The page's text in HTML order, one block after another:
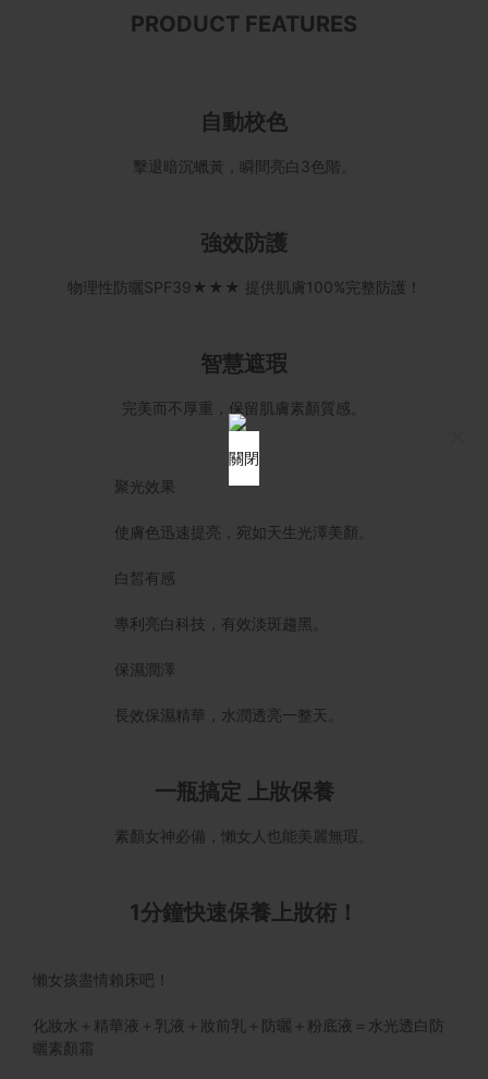
關閉
PRODUCT FEATURES
自動校色
擊退暗沉蠟黃，瞬間亮白3色階。
強效防護
物理性防曬SPF39★★★ 提供肌膚100%完整防護！
智慧遮瑕
完美而不厚重，保留肌膚素顏質感。
聚光效果
使膚色迅速提亮，宛如天生光澤美顏。
白皙有感
專利亮白科技，有效淡斑趨黑。
保濕潤澤
長效保濕精華，水潤透亮一整天。
一瓶搞定 上妝保養
素顏女神必備，懶女人也能美麗無瑕。
1分鐘快速保養上妝術！
懶女孩盡情賴床吧！
化妝水＋精華液＋乳液＋妝前乳＋防曬＋粉底液＝水光透白防
曬素顏霜